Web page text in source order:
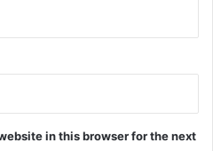
in this browser for the next